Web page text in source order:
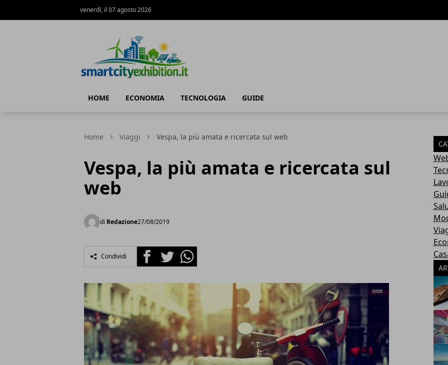
venerdì, il 07 agosto 2026
HOME ECONOMIA TECNOLOGIA GUIDE
Home Viaggi Vespa, la più amata e ricercata sul web
Vespa, la più amata e ricercata sul
web
di Redazione27/08/2019
Condividi FacebookTwitterWhatsapp